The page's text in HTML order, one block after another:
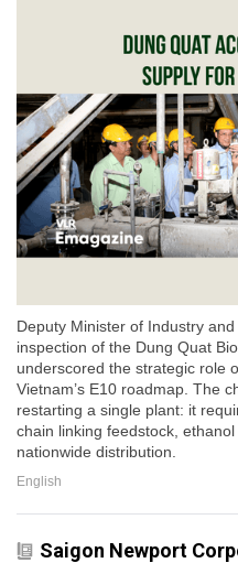
Deputy Minister of Industry
inspection of the Dung Quat
underscored the strategic role
Vietnam’s E10 roadmap. The
restarting a single plant: it
chain linking feedstock,
nationwide distribution.
English
Saigon Newport